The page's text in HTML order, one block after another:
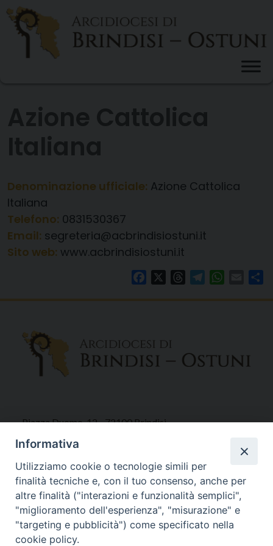
Skip
content
Denominazione ufficiale: Azione Cattolica
Italiana
Telefono: 0831530367
Email: segreteria@acbrindisiostuni.it
Sito web: www.acbrindisiostuni.it
FacebookThreadsTelegram Email
Piazza Duomo, 12 - 72100 Brindisi
Tel 0831.521958
Fax 0831.528315
Orari Curia
Mar. / Mer. / Giov. ore 9 - 13
nei mesi estivi solo Martedì ore 9 - 13
Informativa
Utilizziamo cookie o tecnologie simili per
finalità tecniche e, con il tuo consenso, anche per
altre finalità ("interazioni e funzionalità semplici",
"miglioramento dell'esperienza", "misurazione" e
"targeting e pubblicità") come specificato nella
cookie policy.